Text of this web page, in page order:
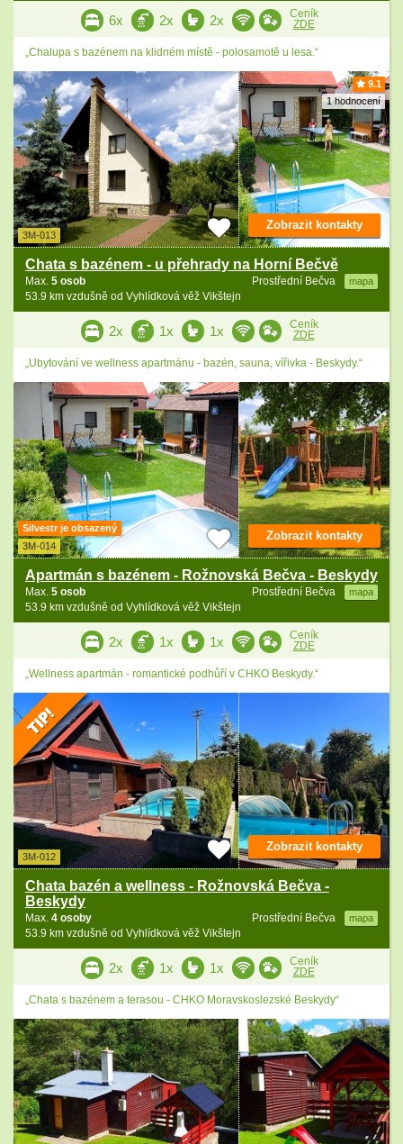
6x 2x 2x
Ceník
ZDE
„Chalupa s bazénem na klidném místě - polosamotě u lesa.“
9.1
1 hodnocení
3M-013
Chata s bazénem - u přehrady na Horní Bečvě
Prostřední Bečva mapa
Max. 5 osob
53.9 km vzdušně od Vyhlídková věž Vikštejn
Zobrazit kontakty
2x 1x 1x
Ceník
ZDE
„Ubytování ve wellness apartmánu - bazén, sauna, vířivka - Beskydy.“
Silvestr je obsazený
3M-014
Apartmán s bazénem - Rožnovská Bečva - Beskydy
Prostřední Bečva mapa
Max. 5 osob
53.9 km vzdušně od Vyhlídková věž Vikštejn
Zobrazit kontakty
2x 1x 1x
Ceník
ZDE
„Wellness apartmán - romantické podhůří v CHKO Beskydy.“
3M-012
Chata bazén a wellness - Rožnovská Bečva -
Beskydy
Prostřední Bečva mapa
Max. 4 osoby
53.9 km vzdušně od Vyhlídková věž Vikštejn
Zobrazit kontakty
2x 1x 1x
Ceník
ZDE
„Chata s bazénem a terasou - CHKO Moravskoslezské Beskydy“